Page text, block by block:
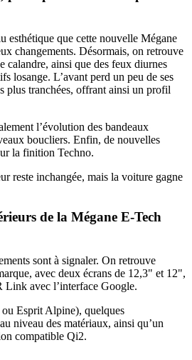
esthétique que cette nouvelle Mégane
changements. Désormais, on retrouve
calandre, ainsi que des feux diurnes
losange. L’avant perd un peu de ses
plus tranchées, offrant ainsi un profil
l’évolution des bandeaux
boucliers. Enfin, de nouvelles
la finition Techno.
reste inchangée, mais la voiture gagne
de la Mégane E-Tech
sont à signaler. On retrouve
avec deux écrans de 12,3" et 12",
Link avec l’interface Google.
Esprit Alpine), quelques
niveau des matériaux, ainsi qu’un
compatible Qi2.